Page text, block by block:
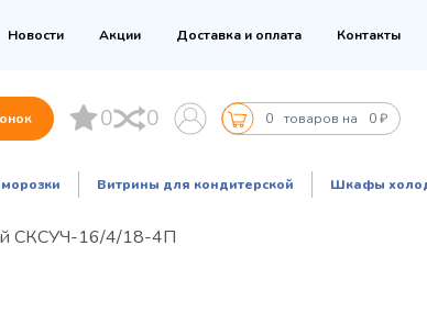
Новости Акции Доставка и оплата Контакты
0 0 0 товаров на 0 ₽
Витрины для кондитерской Шкафы
СКСУЧ-16/4/18-4П